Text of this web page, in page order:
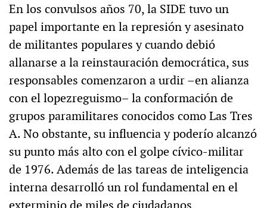
En los convulsos años 70, la SIDE tuvo un
papel importante en la represión y asesinato
de militantes populares y cuando debió
allanarse a la reinstauración democrática, sus
responsables comenzaron a urdir –en alianza
con el lopezreguismo– la conformación de
grupos paramilitares conocidos como Las Tres
A. No obstante, su influencia y poderío alcanzó
su punto más alto con el golpe cívico-militar
de 1976. Además de las tareas de inteligencia
interna desarrolló un rol fundamental en el
exterminio de miles de ciudadanos,